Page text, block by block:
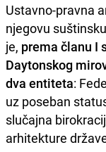
Ustavno-pravna
njegovu
je, prema članu I
Daytonskog
dva entiteta:
uz poseban
slučajna
arhitekture